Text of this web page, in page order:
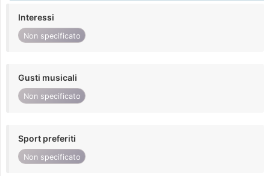
Interessi
Non specificato
Gusti musicali
Non specificato
Sport preferiti
Non specificato